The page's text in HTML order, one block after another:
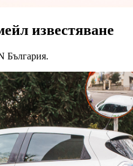
известяване
България.